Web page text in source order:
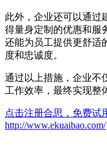
此外，企业还可以通过
得量身定制的优惠和服
还能为员工提供更舒适
度和忠诚度。
通过以上措施，企业不
工作效率，最终实现整
点击注册合思，免费试
http://www.ekuaibao.com/